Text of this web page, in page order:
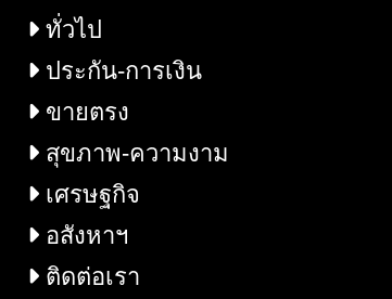
ทั่วไป
ประกัน-การเงิน
ขายตรง
สุขภาพ-ความงาม
เศรษฐกิจ
อสังหาฯ
ติดต่อเรา